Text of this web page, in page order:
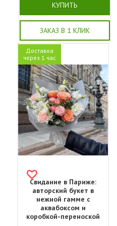
КУПИТЬ
ЗАКАЗ В 1 КЛИК
Доставка
через 1 час
Свидание в Париже:
авторский букет в
нежной гамме с
аквабоксом и
коробкой-переноской